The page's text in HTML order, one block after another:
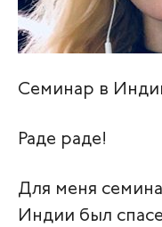
Семинар в
Раде раде!
Для меня
Индии был